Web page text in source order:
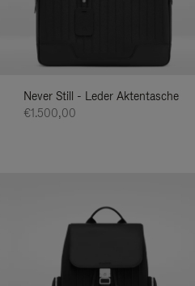
Never Still - Leder Aktentasche
€1.500,00